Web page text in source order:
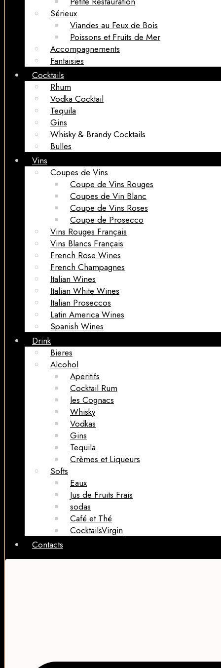
Sérieux
Viandes au Feux de Bois
Poissons et Fruits de Mer
Accompagnements
Fantaisies
Cocktails
Rhum
Vodka Cocktail
Tequila
Gins
Whisky & Brandy Cocktails
Bulles
Vins
Coupes de Vins
Coupe de Vins Rouges
Coupes de Vin Blanc
Coupe de Vins Roses
Coupe de Prosecco
Vins Rouges Français
Vins Blancs Français
French Rose Wines
French Champagnes
Italian Wines
Italian White Wines
Italian Proseccos
Latin America Wines
Spanish Wines
Drink
Bieres
Alcohol
Aperitifs
Cocktail Rum
les Cognacs
Whisky
Vodkas
Gins
Tequila
Crèmes et Liqueurs
Softs
Eaux
Jus de Fruits Frais
sodas
Café et Thé
CocktailsVirgin​
Contacts